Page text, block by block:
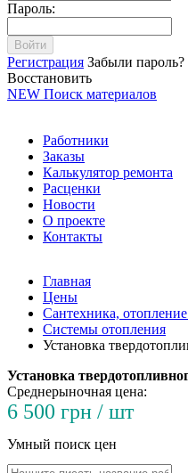
Пароль:
Войти
Регистрация Забыли пароль?
Восстановить
NEW Поиск материалов
Работники
Заказы
Калькулятор ремонта
Расценки
Новости
О проекте
Контакты
Главная
Цены
Сантехника,
Системы отопления
Установка
Установка
Среднерыночная цена:
6 500 грн / шт
Умный поиск цен